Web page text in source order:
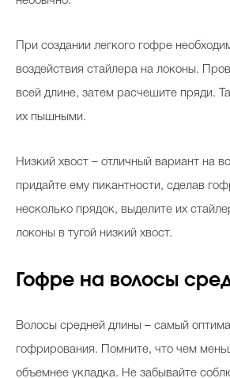
При создании легкого гофре
воздействия стайлера на локоны.
всей длине, затем расчешите пряди.
их пышными.
Низкий хвост – отличный вариант на
придайте ему пикантности, сделав
несколько прядок, выделите их
локоны в тугой низкий хвост.
Гофре на волосы
Волосы средней длины – самый
гофрирования. Помните, что чем
объемнее укладка. Не забывайте